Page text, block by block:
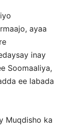
ayaa
inay
Soomaaliya,
ee labada
Muqdisho ka